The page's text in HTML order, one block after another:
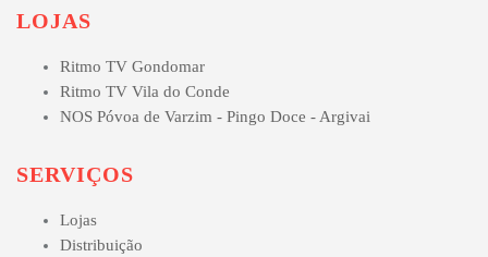
LOJAS
Ritmo TV Gondomar
Ritmo TV Vila do Conde
NOS Póvoa de Varzim - Pingo Doce - Argivai
SERVIÇOS
Lojas
Distribuição